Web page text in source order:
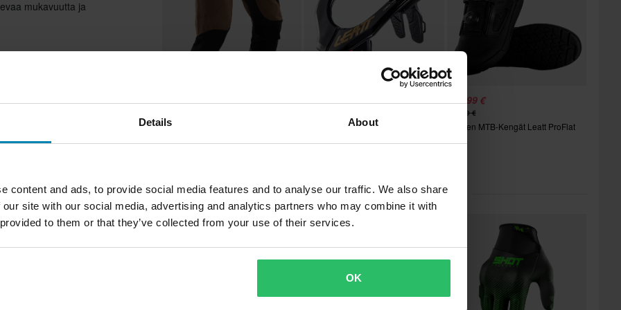
Details About
content and ads, to provide social media features and to analyse our traffic. We also share
site with our social media, advertising and analytics partners who may combine it with
to them or that they’ve collected from your use of their services.
OK
mukavuutta ja
joustoon ja kestävyyteen
koko päivän
aikana
Tekstiili
MTB-Housut Leatt Gravity 4.0
14 Arvostelut
Niskasuoja Leatt GPX 3.5
169,99 €
179,00 €
Naisten MTB-Kengät Leatt ProFlat
Suosikit kategoriassa Hanskat
Huippuhinta!